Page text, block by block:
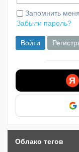
Запомнить меня
Забыли пароль?
Войти
Я
Облако тегов